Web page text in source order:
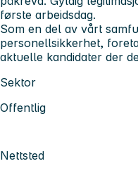
første arbeidsdag.
Som en del av vårt
personellsikkerhet,
aktuelle kandidater der
Sektor
Offentlig
Nettsted